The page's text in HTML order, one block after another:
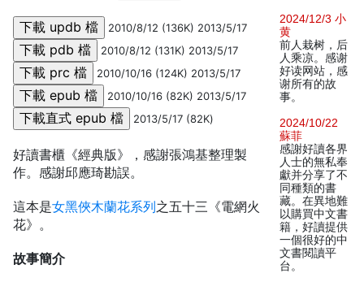
2010/8/12 (136K) 2013/5/17
2010/8/12 (131K) 2013/5/17
2010/10/16 (124K) 2013/5/17
2010/10/16 (82K) 2013/5/17
2013/5/17 (82K)
好讀書櫃《經典版》，感謝張鴻基整理製
作。感謝邱應琦勘誤。
這本是女黑俠木蘭花系列之五十三《電網火
花》。
故事簡介
2024/12/3 小
黄
前人栽树，后
人乘凉。感谢
好读网站，感
谢所有的故
事。
2024/10/22
蘇菲
感謝好讀各界
人士的無私奉
獻并分享了不
同種類的書
藏。在異地難
以購買中文書
籍，好讀提供
一個很好的中
文書閱讀平
台。